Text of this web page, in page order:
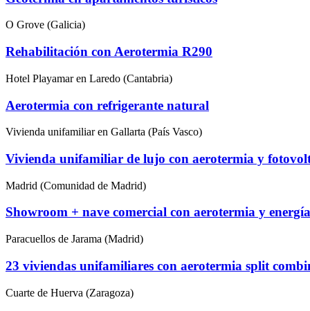
O Grove (Galicia)
Rehabilitación con Aerotermia R290
Hotel Playamar en Laredo (Cantabria)
Aerotermia con refrigerante natural
Vivienda unifamiliar en Gallarta (País Vasco)
Vivienda unifamiliar de lujo con aerotermia y
Madrid (Comunidad de Madrid)
Showroom + nave comercial con aerotermia y
Paracuellos de Jarama (Madrid)
23 viviendas unifamiliares con aerotermia split
Cuarte de Huerva (Zaragoza)